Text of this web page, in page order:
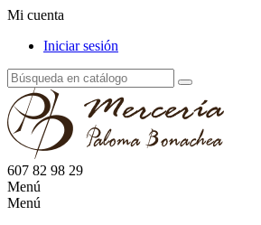
Mi cuenta
Iniciar sesión
607 82 98 29
Menú
Menú